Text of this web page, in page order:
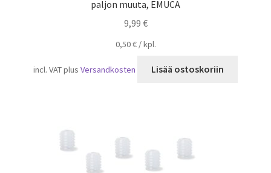
paljon muuta, EMUCA
9,99 €
0,50€/kpl.
incl. VATplusVersandkosten Lisää ostoskoriin